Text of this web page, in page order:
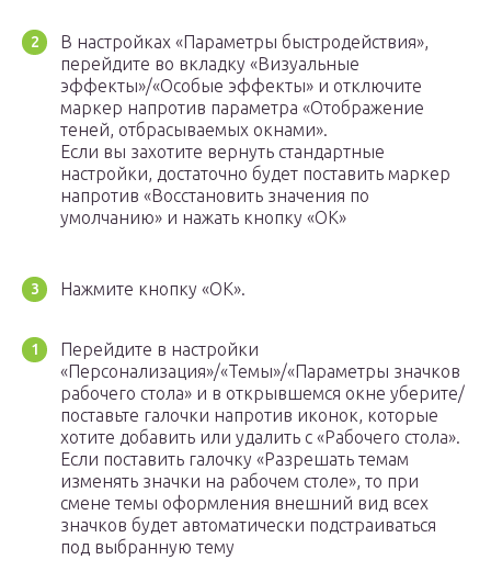
В настройках «Параметры быстродействия»,
перейдите во вкладку «Визуальные
эффекты»/«Особые эффекты» и отключите
маркер напротив параметра «Отображение
теней, отбрасываемых окнами».
Если вы захотите вернуть стандартные
настройки, достаточно будет поставить маркер
напротив «Восстановить значения по
умолчанию» и нажать кнопку «ОК»
Нажмите кнопку «ОК».
Перейдите в настройки
«Персонализация»/«Темы»/«Параметры значков
рабочего стола» и в открывшемся окне уберите/
поставьте галочки напротив иконок, которые
хотите добавить или удалить с «Рабочего стола».
Если поставить галочку «Разрешать темам
изменять значки на рабочем столе», то при
смене темы оформления внешний вид всех
значков будет автоматически подстраиваться
под выбранную тему